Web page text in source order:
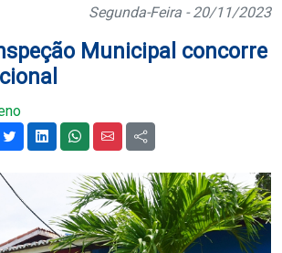
Segunda-Feira - 20/11/2023
Municipal concorre